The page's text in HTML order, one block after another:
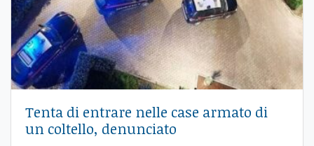
Tenta di entrare nelle case armato di
un coltello, denunciato